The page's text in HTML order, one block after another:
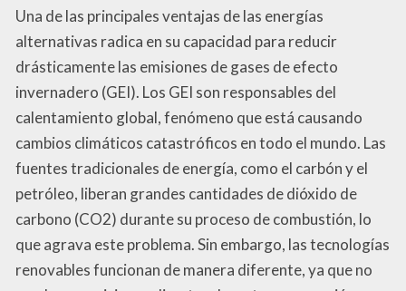
Una de las principales ventajas de las energías
alternativas radica en su capacidad para reducir
drásticamente las emisiones de gases de efecto
invernadero (GEI). Los GEI son responsables del
calentamiento global, fenómeno que está causando
cambios climáticos catastróficos en todo el mundo. Las
fuentes tradicionales de energía, como el carbón y el
petróleo, liberan grandes cantidades de dióxido de
carbono (CO2) durante su proceso de combustión, lo
que agrava este problema. Sin embargo, las tecnologías
renovables funcionan de manera diferente, ya que no